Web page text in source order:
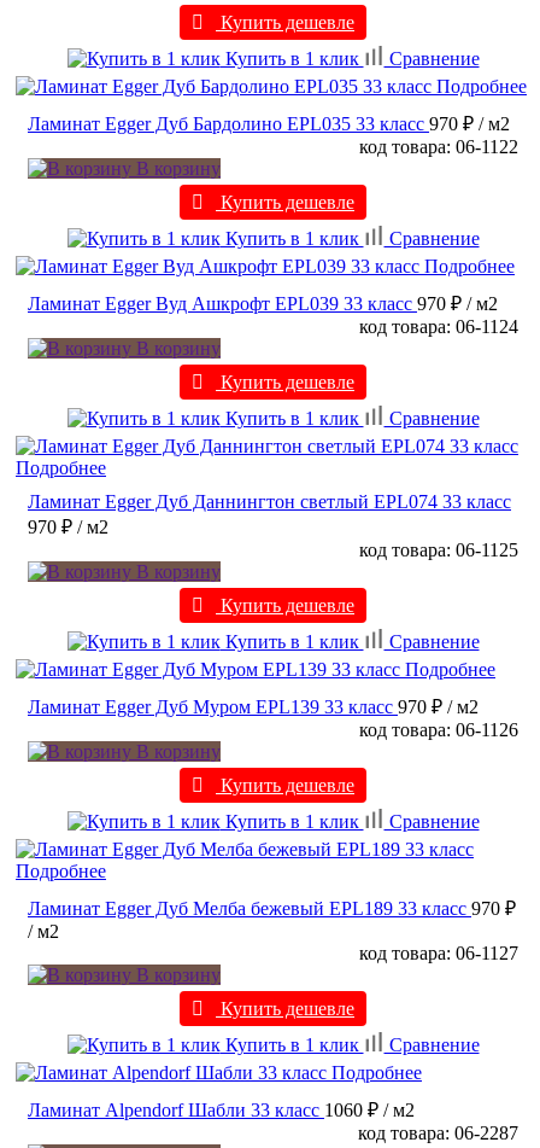
Купить дешевле
Купить в 1 клик
Сравнение
Подробнее
Ламинат Egger Дуб Бардолино EPL035 33 класс 970 ₽ / м2
код товара: 06-1122
В корзину
Купить дешевле
Купить в 1 клик
Сравнение
Подробнее
Ламинат Egger Вуд Ашкрофт EPL039 33 класс 970 ₽ / м2
код товара: 06-1124
В корзину
Купить дешевле
Купить в 1 клик
Сравнение
Подробнее
Ламинат Egger Дуб Даннингтон светлый EPL074 33 класс
970 ₽ / м2
код товара: 06-1125
В корзину
Купить дешевле
Купить в 1 клик
Сравнение
Подробнее
Ламинат Egger Дуб Муром EPL139 33 класс 970 ₽ / м2
код товара: 06-1126
В корзину
Купить дешевле
Купить в 1 клик
Сравнение
Подробнее
Ламинат Egger Дуб Мелба бежевый EPL189 33 класс 970 ₽
/ м2
код товара: 06-1127
В корзину
Купить дешевле
Купить в 1 клик
Сравнение
Подробнее
Ламинат Alpendorf Шабли 33 класс 1060 ₽ / м2
код товара: 06-2287